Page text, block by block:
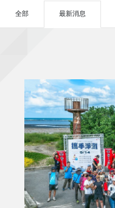
全部 最新消息